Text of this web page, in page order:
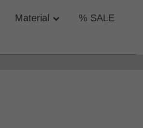
Material % SALE